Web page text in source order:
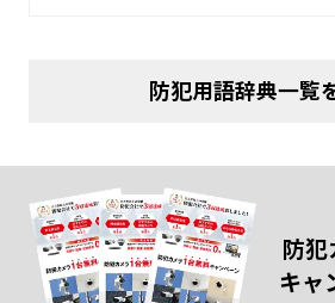
防犯用語辞典一覧
防犯
キャ